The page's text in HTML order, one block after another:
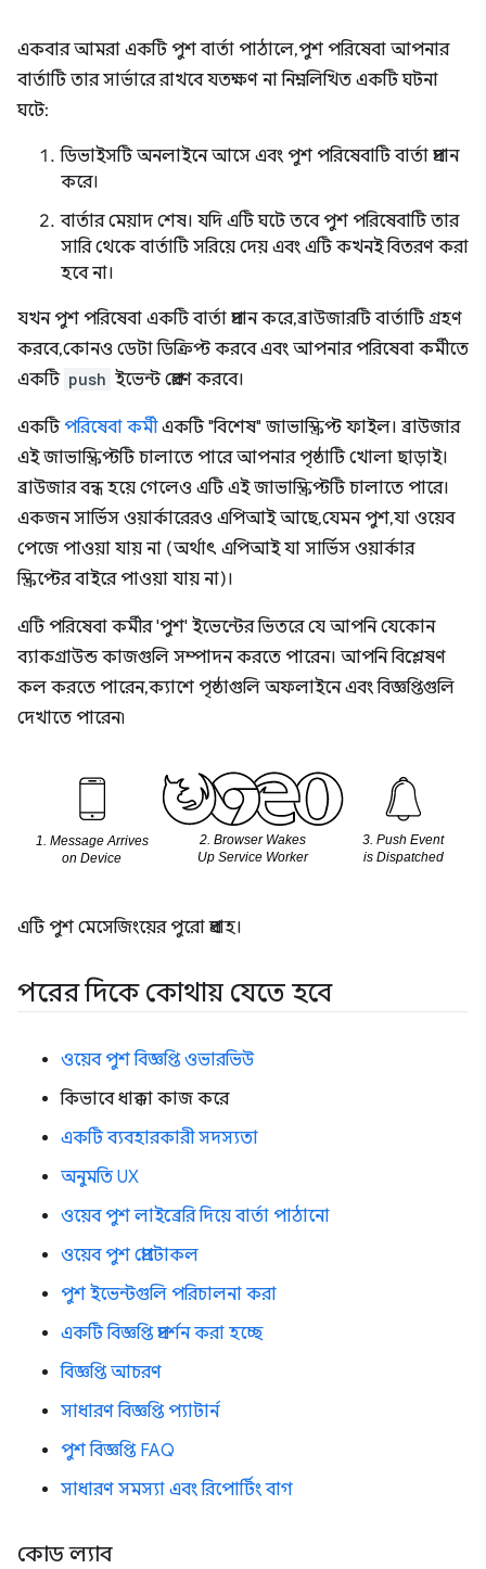
একবার আমরা একটি পুশ বার্তা পাঠালে, পুশ পরিষেবা আপনার
বার্তাটি তার সার্ভারে রাখবে যতক্ষণ না নিম্নলিখিত একটি ঘটনা
ঘটে:
ডিভাইসটি অনলাইনে আসে এবং পুশ পরিষেবাটি বার্তা প্রদান
করে।
বার্তার মেয়াদ শেষ। যদি এটি ঘটে তবে পুশ পরিষেবাটি তার
সারি থেকে বার্তাটি সরিয়ে দেয় এবং এটি কখনই বিতরণ করা
হবে না।
যখন পুশ পরিষেবা একটি বার্তা প্রদান করে, ব্রাউজারটি বার্তাটি গ্রহণ
করবে, কোনও ডেটা ডিক্রিপ্ট করবে এবং আপনার পরিষেবা কর্মীতে
একটি push ইভেন্ট প্রেরণ করবে।
একটিপরিষেবা কর্মীএকটি "বিশেষ" জাভাস্ক্রিপ্ট ফাইল। ব্রাউজার
এই জাভাস্ক্রিপ্টটি চালাতে পারে আপনার পৃষ্ঠাটি খোলা ছাড়াই।
ব্রাউজার বন্ধ হয়ে গেলেও এটি এই জাভাস্ক্রিপ্টটি চালাতে পারে।
একজন সার্ভিস ওয়ার্কারেরও এপিআই আছে, যেমন পুশ, যা ওয়েব
পেজে পাওয়া যায় না (অর্থাৎ এপিআই যা সার্ভিস ওয়ার্কার
স্ক্রিপ্টের বাইরে পাওয়া যায় না)।
এটি পরিষেবা কর্মীর 'পুশ' ইভেন্টের ভিতরে যে আপনি যেকোন
ব্যাকগ্রাউন্ড কাজগুলি সম্পাদন করতে পারেন। আপনি বিশ্লেষণ
কল করতে পারেন, ক্যাশে পৃষ্ঠাগুলি অফলাইনে এবং বিজ্ঞপ্তিগুলি
দেখাতে পারেন৷
এটি পুশ মেসেজিংয়ের পুরো প্রবাহ।
পরের দিকে কোথায় যেতে হবে
ওয়েব পুশ বিজ্ঞপ্তি ওভারভিউ
কিভাবে ধাক্কা কাজ করে
একটি ব্যবহারকারী সদস্যতা
অনুমতি UX
ওয়েব পুশ লাইব্রেরি দিয়ে বার্তা পাঠানো
ওয়েব পুশ প্রোটোকল
পুশ ইভেন্টগুলি পরিচালনা করা
একটি বিজ্ঞপ্তি প্রদর্শন করা হচ্ছে
বিজ্ঞপ্তি আচরণ
সাধারণ বিজ্ঞপ্তি প্যাটার্ন
পুশ বিজ্ঞপ্তি FAQ
সাধারণ সমস্যা এবং রিপোর্টিং বাগ
কোড ল্যাব